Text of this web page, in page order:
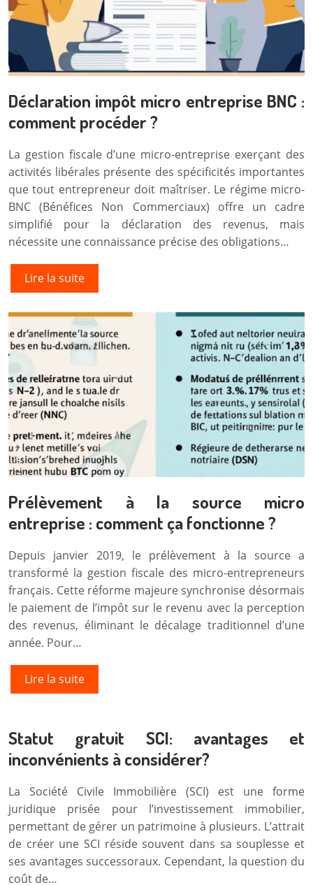
Déclaration impôt micro entreprise BNC :
comment procéder ?
La gestion fiscale d’une micro-entreprise exerçant des
activités libérales présente des spécificités importantes
que tout entrepreneur doit maîtriser. Le régime micro-
BNC (Bénéfices Non Commerciaux) offre un cadre
simplifié pour la déclaration des revenus, mais
nécessite une connaissance précise des obligations…
Lire la suite
Prélèvement à la source micro
entreprise : comment ça fonctionne ?
Depuis janvier 2019, le prélèvement à la source a
transformé la gestion fiscale des micro-entrepreneurs
français. Cette réforme majeure synchronise désormais
le paiement de l’impôt sur le revenu avec la perception
des revenus, éliminant le décalage traditionnel d’une
année. Pour…
Lire la suite
Statut gratuit SCI: avantages et
inconvénients à considérer?
La Société Civile Immobilière (SCI) est une forme
juridique prisée pour l’investissement immobilier,
permettant de gérer un patrimoine à plusieurs. L’attrait
de créer une SCI réside souvent dans sa souplesse et
ses avantages successoraux. Cependant, la question du
coût de…